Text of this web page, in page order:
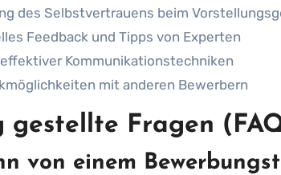
des Selbstvertrauens beim
Feedback und Tipps von Experten
Kommunikationstechniken
mit anderen Bewerbern
gestellte Fragen
von einem